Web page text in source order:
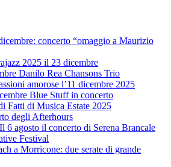
concerto “omaggio a Maurizio
2025 il 23 dicembre
Danilo Rea Chansons Trio
amorose l’11 dicembre 2025
Blue Stuff in concerto
Fatti di Musica Estate 2025
degli Afterhours
agosto il concerto di Serena Brancale
Festival
a Morricone: due serate di grande